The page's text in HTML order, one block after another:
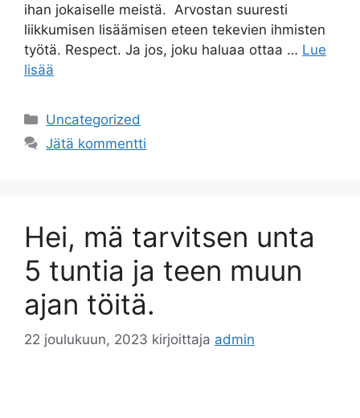
ihan jokaiselle meistä. Arvostan suuresti
liikkumisen lisäämisen eteen tekevien ihmisten
työtä. Respect. Ja jos, joku haluaa ottaa … Lue
lisää
Uncategorized
Jätä kommentti
Hei, mä tarvitsen unta
5 tuntia ja teen muun
ajan töitä.
22 joulukuun, 2023 kirjoittaja admin